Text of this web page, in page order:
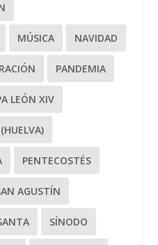
MÚSICA NAVIDAD
PANDEMIA
LEÓN XIV
PENTECOSTÉS
AGUSTÍN
SÍNODO